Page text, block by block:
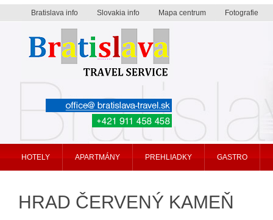
Bratislava travel service
HRAD ČERVENÝ KAMEŇ
HOTELY APARTMÁNY PREHLIADKY GASTRO
Bratislava info Slovakia info Mapa centrum Fotografie